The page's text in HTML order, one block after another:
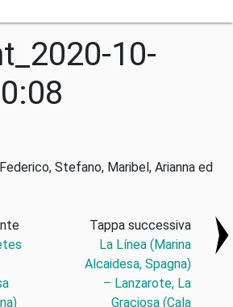
10-
Stefano, Maribel, Arianna ed
Tappa successiva
La Línea (Marina
Alcaidesa, Spagna)
– Lanzarote, La
Graciosa (Cala